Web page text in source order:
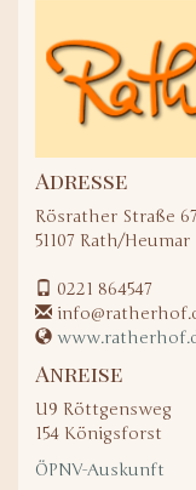
Adresse
Rösrather Straße
51107 Rath/Heumar
0221 864547
Anreise
U9 Röttgensweg
154 Königsforst
ÖPNV-Auskunft